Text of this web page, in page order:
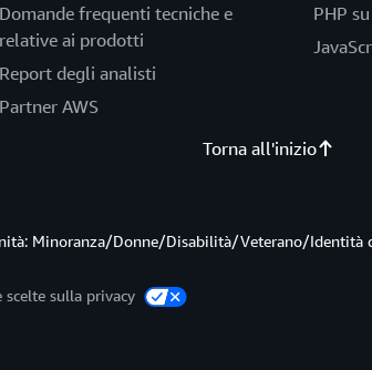
Domande frequenti tecniche e
relative ai prodotti
Report degli analisti
Partner AWS
PHP
Torna all'inizio
Minoranza/Donne/Disabilità/Veterano/Identità
scelte sulla privacy